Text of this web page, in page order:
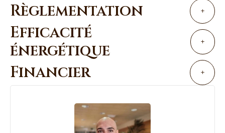
Règlementation +
Efficacité
énergétique
+
Financier +